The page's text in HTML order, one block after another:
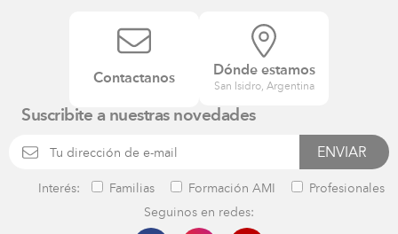
Contactanos
Dónde estamos
San Isidro, Argentina
Suscribite a nuestras novedades
Interés: Familias Formación AMI
Profesionales
Seguinos en redes: